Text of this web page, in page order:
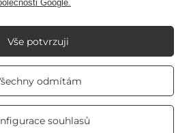
23/2,61-323Poznań
2016-2026 Všechna práva vyhrazena
Google.
odmítám
souhlasů
Vše potvrzuji